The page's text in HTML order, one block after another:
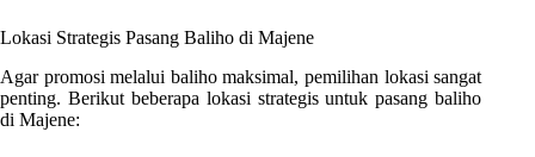
Lokasi Strategis Pasang Baliho di Majene
Agar promosi melalui baliho maksimal, pemilihan lokasi sangat
penting. Berikut beberapa lokasi strategis untuk pasang baliho
di Majene: